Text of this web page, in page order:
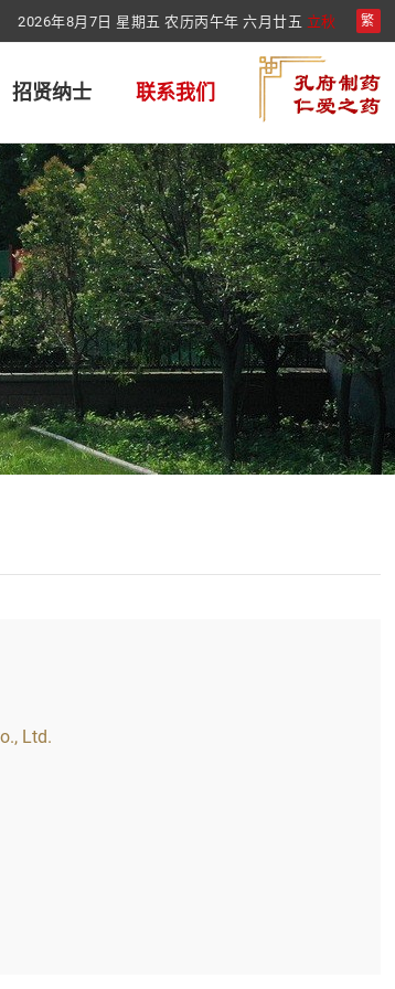
繁
2026年8月7日 星期五 农历丙午年 六月廿五 立秋
招贤纳士 联系我们
Ltd.